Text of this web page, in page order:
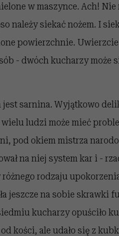
w maszynce. Ach!
należy siekać nożem. I
powierzchnie.
- dwóch kucharzy może
jest sarnina. Wyjątkowo
ludzi może mieć
pod okiem mistrza
na niej system kar i -
rodzaju
jeszcze na sobie skrawki
kucharzy opuściło
kości, ale udało się z